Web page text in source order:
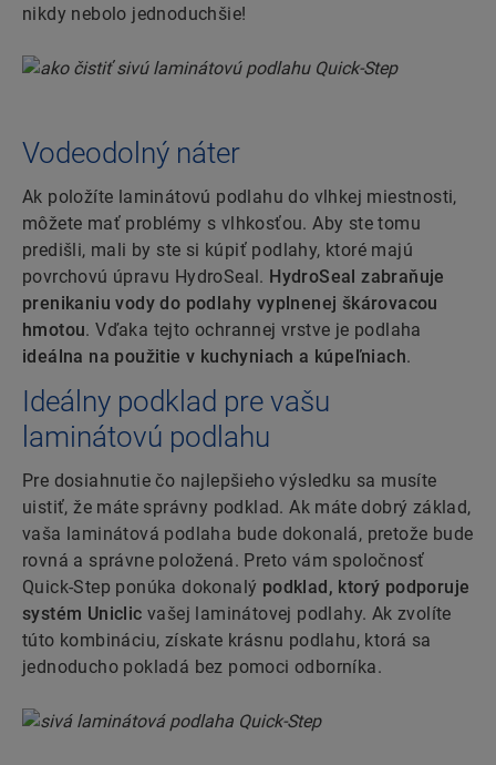
nikdy nebolo jednoduchšie!
Vodeodolný náter
Ak položíte laminátovú podlahu do vlhkej miestnosti,
môžete mať problémy s vlhkosťou. Aby ste tomu
predišli, mali by ste si kúpiť podlahy, ktoré majú
povrchovú úpravu HydroSeal. HydroSeal zabraňuje
prenikaniu vody do podlahy vyplnenej škárovacou
hmotou. Vďaka tejto ochrannej vrstve je podlaha
ideálna na použitie v kuchyniach a kúpeľniach.
Ideálny podklad pre vašu
laminátovú podlahu
Pre dosiahnutie čo najlepšieho výsledku sa musíte
uistiť, že máte správny podklad. Ak máte dobrý základ,
vaša laminátová podlaha bude dokonalá, pretože bude
rovná a správne položená. Preto vám spoločnosť
Quick-Step ponúka dokonalý podklad, ktorý podporuje
systém Uniclic vašej laminátovej podlahy. Ak zvolíte
túto kombináciu, získate krásnu podlahu, ktorá sa
jednoducho pokladá bez pomoci odborníka.